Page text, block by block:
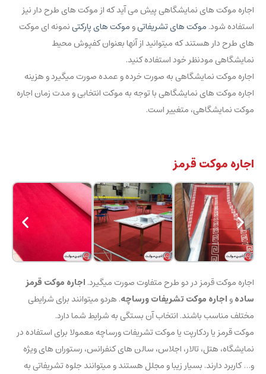
اجاره موکت های نمایشگاهی پیش می آید که از موکت های طرح دار نیز
استفاده شود. موکت های تشریفاتیو موکت های پارکتینمونه ای موکت
های طرح دار هستند که میتوانید از آنها بعنوان کفپوش محیط
نمایشگاهی مودنظر خود استفاده کنید.
اجاره موکت نمایشگاهی به صورت خرده و عمده صورت میگیرد و هزینه
اجاره موکت های نمایشگاهی با توجه به موکت انتخابی و مدت زمان اجاره
موکت نمایشگاهی، متغییر است.
اجاره موکت قرمز
اجاره موکت قرمز در دو طرح متفاوت صورت میگیرد. اجاره موکت قرمز
سادهو اجاره موکت تشریفات ورساچه. هردو میتوانند برای شرایطی
مختلف مناسب باشند. انتخاب آن بستگی به شرایط شما دارد.
موکت قرمز یا ردکارپت یا موکت تشریفات ورساچه معمولا برای استفاده در
نمایشگاه، هتل، تالار، اجلاس، سالن های کنفرانس، رستوران های ویژه
و… کاربرد دارند. بسیار زیبا و مجلل هستند و میتوانند جلوه تشریفاتی به